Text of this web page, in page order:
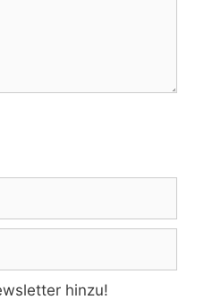
hinzu!